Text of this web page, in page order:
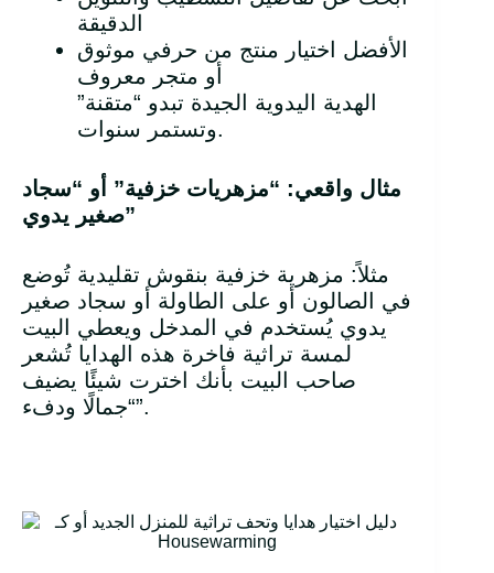
الدقيقة
الأفضل اختيار منتج من حرفي موثوق
أو متجر معروف
الهدية اليدوية الجيدة تبدو “متقنة”
وتستمر سنوات.
مثال واقعي: “مزهريات خزفية” أو “سجاد
صغير يدوي”
مثلاً: مزهرية خزفية بنقوش تقليدية تُوضع
في الصالون أو على الطاولة أو سجاد صغير
يدوي يُستخدم في المدخل ويعطي البيت
لمسة تراثية فاخرة هذه الهدايا تُشعر
صاحب البيت بأنك اخترت شيئًا يضيف
“جمالًا ودفء”.